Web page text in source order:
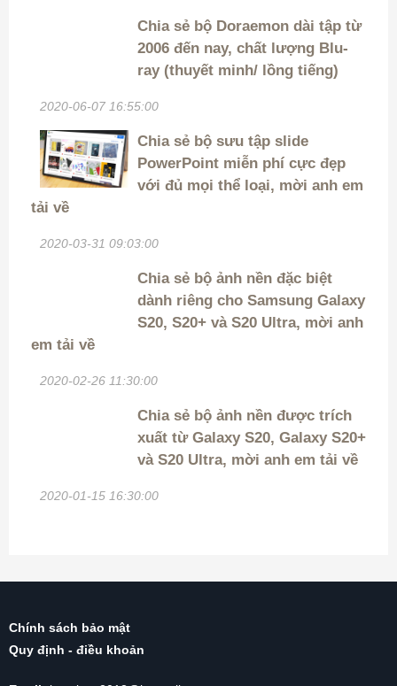
Chia sẻ bộ Doraemon dài tập từ
2006 đến nay, chất lượng Blu-
ray (thuyết minh/ lồng tiếng)
2020-06-07 16:55:00
Chia sẻ bộ sưu tập slide
PowerPoint miễn phí cực đẹp
với đủ mọi thể loại, mời anh em
tải về
2020-03-31 09:03:00
Chia sẻ bộ ảnh nền đặc biệt
dành riêng cho Samsung Galaxy
S20, S20+ và S20 Ultra, mời anh
em tải về
2020-02-26 11:30:00
Chia sẻ bộ ảnh nền được trích
xuất từ Galaxy S20, Galaxy S20+
và S20 Ultra, mời anh em tải về
2020-01-15 16:30:00
Chính sách bảo mật
Quy định - điều khoản